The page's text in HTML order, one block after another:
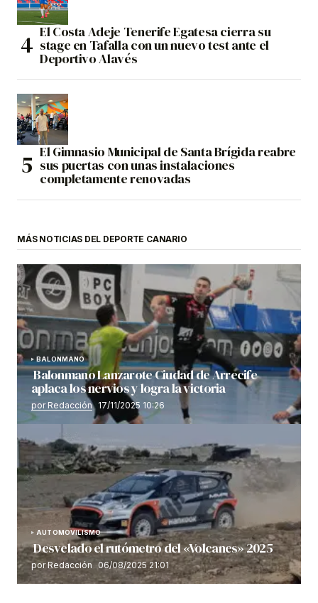
El Costa Adeje Tenerife Egatesa cierra su
stage en Tafalla con un nuevo test ante el
Deportivo Alavés
El Gimnasio Municipal de Santa Brígida reabre
sus puertas con unas instalaciones
completamente renovadas
MÁS NOTICIAS DEL DEPORTE CANARIO
BALONMANO
Balonmano Lanzarote Ciudad de Arrecife
aplaca los nervios y logra la victoria
por Redacción 17/11/2025 10:26
AUTOMOVILISMO
Desvelado el rutómetro del «Volcanes» 2025
por Redacción 06/08/2025 21:01